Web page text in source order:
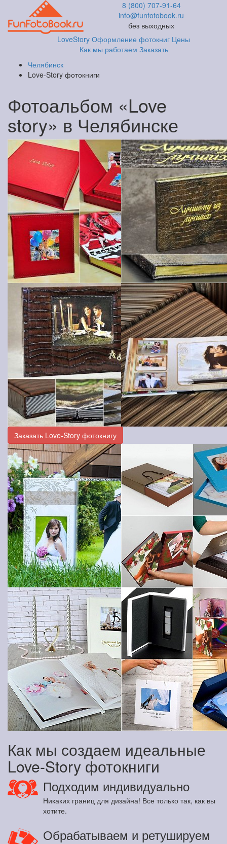
8 (800) 707-91-64
info@funfotobook.ru
без выходных
LoveStory Оформление фотокниг Цены
Как мы работаем Заказать
Челябинск
Love-Story фотокниги
Фотоальбом «Love
story» в Челябинске
Заказать Love-Story фотокнигу
Как мы создаем идеальные
Love-Story фотокниги
Подходим индивидуально
Никаких границ для дизайна! Все только так, как вы
хотите.
Обрабатываем и ретушируем